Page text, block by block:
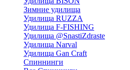
Зимние удилища
Удилища RUZZA
Удилища F-FISHING
Удилища @SnastiZdraste
Удилища Narval
Удилища Gan Craft
Спиннинги